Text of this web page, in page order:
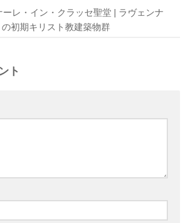
ーレ・イン・クラッセ聖堂 | ラヴェンナ
の初期キリスト教建築物群
ト